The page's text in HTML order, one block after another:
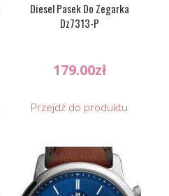
Diesel Pasek Do Zegarka
Dz7313-P
179.00zł
Przejdź do produktu